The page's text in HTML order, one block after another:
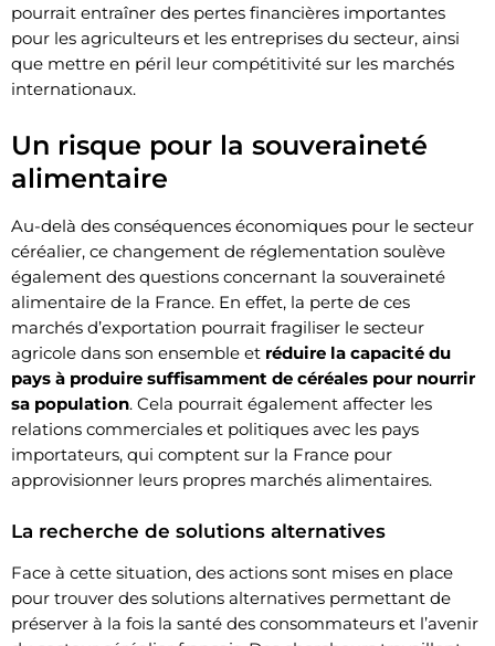
pourrait entraîner des pertes financières importantes
pour les agriculteurs et les entreprises du secteur, ainsi
que mettre en péril leur compétitivité sur les marchés
internationaux.
Un risque pour la souveraineté
alimentaire
Au-delà des conséquences économiques pour le secteur
céréalier, ce changement de réglementation soulève
également des questions concernant la souveraineté
alimentaire de la France. En effet, la perte de ces
marchés d’exportation pourrait fragiliser le secteur
agricole dans son ensemble et réduire la capacité du
pays à produire suffisamment de céréales pour nourrir
sa population. Cela pourrait également affecter les
relations commerciales et politiques avec les pays
importateurs, qui comptent sur la France pour
approvisionner leurs propres marchés alimentaires.
La recherche de solutions alternatives
Face à cette situation, des actions sont mises en place
pour trouver des solutions alternatives permettant de
préserver à la fois la santé des consommateurs et l’avenir